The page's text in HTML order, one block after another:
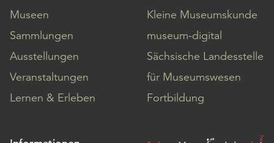
Museen
Sammlungen
Ausstellungen
Veranstaltungen
Lernen & Erleben
Kleine Museumskunde
museum-digital
Sächsische Landesstelle
für Museumswesen
Fortbildung